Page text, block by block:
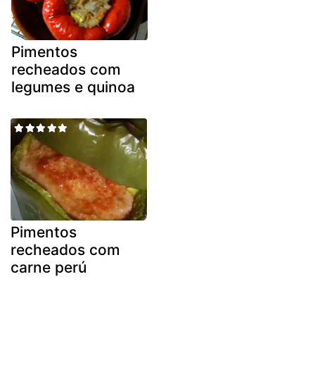
Pimentos
recheados com
legumes e quinoa
Pimentos
recheados com
carne perú